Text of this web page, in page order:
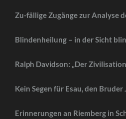
Zu-fällige Zugänge zur Analyse
Blindenheilung – in der Sicht
Ralph Davidson: „Der
Kein Segen für Esau, den Bruder
Erinnerungen an Riemberg in